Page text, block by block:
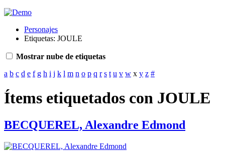
Personajes
Etiquetas: JOULE
Mostrar nube de etiquetas
a b c d e f g h i j k l m n o p q r s t u v w x y z #
Ítems etiquetados con JOULE
BECQUEREL, Alexandre Edmond